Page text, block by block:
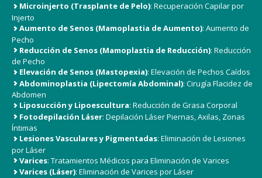
Microinjerto (Trasplante de Pelo): Recuperación Capilar por
Injerto
Aumento de Senos (Mamoplastia de Aumento): Aumento de
Pecho
Reducción de Senos (Mamoplastia de Reducción): Reducción
de Pecho
Elevación de Senos (Mastopexia): Elevación de Pechos Caídos
Abdominoplastia (Lipectomía Abdominal): Cirugía Flacidez de
Abdomen
Liposucción y Lipoescultura: Reducción de Grasa Corporal
Fotodepilación Láser: Depilación Láser Piernas, Axilas, Zonas
Íntimas
Lesiones Vasculares y Pigmentadas: Eliminación de Lesiones
por Láser
Varices: Tratamientos Médicos para Eliminación de Varices
Varices (Láser): Eliminación de Varices por Láser